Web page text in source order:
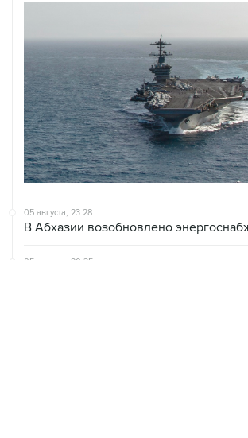
05 августа, 23:28
В Абхазии возобновлено
05 августа, 20:35